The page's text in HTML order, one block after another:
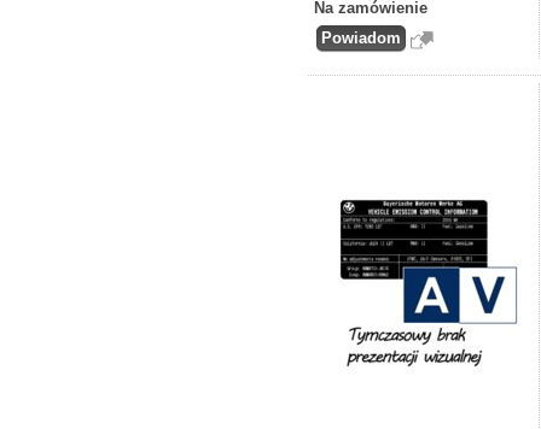
Na zamówienie